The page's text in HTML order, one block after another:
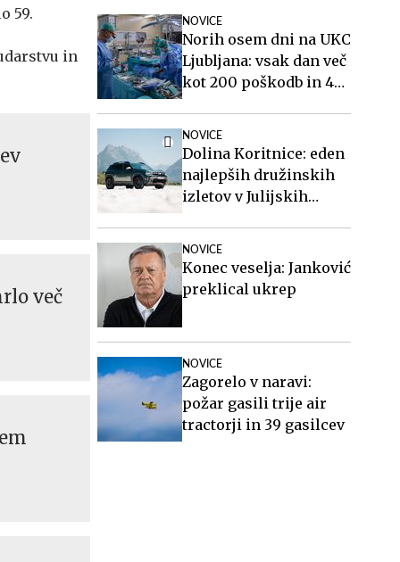
59.
in
več
NOVICE
Norih osem dni na UKC
Ljubljana: vsak dan več
kot 200 poškodb in 40
NOVICE
Dolina Koritnice: eden
najlepših družinskih
izletov v Julijskih
NOVICE
Konec veselja: Janković
preklical ukrep
NOVICE
Zagorelo v naravi:
požar gasili trije air
tractorji in 39 gasilcev